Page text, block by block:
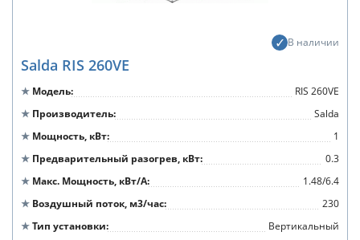
В наличии
Salda RIS 260VE
Модель
RIS 260VE
Производитель
Salda
Мощность, кВт
1
Предварительный разогрев, кВт
0.3
Макс. Мощность, кВт/А
1.48/6.4
Воздушный поток, м3/час
230
Тип установки
Вертикальный